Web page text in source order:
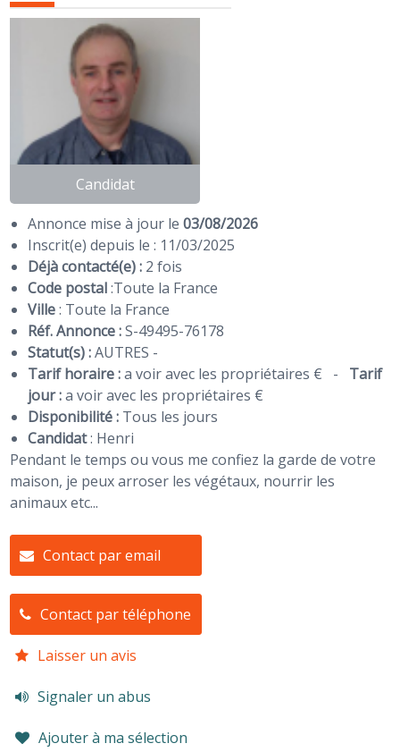
Candidat
Annonce mise à jour le03/08/2026
Inscrit(e) depuis le : 11/03/2025
Déjà contacté(e) : 2 fois
Code postal:Toute la France
Ville: Toute la France
Réf. Annonce :S-49495-76178
Statut(s) :AUTRES -
Tarif horaire :a voir avec les propriétaires € -
Tarif
jour :a voir avec les propriétaires €
Disponibilité : Tous les jours
Candidat: Henri
Pendant le temps ou vous me confiez la garde de votre
maison, je peux arroser les végétaux, nourrir les
animaux etc...
Contact par email
Contact par téléphone
Laisser un avis
Signaler un abus
Ajouter à ma sélection